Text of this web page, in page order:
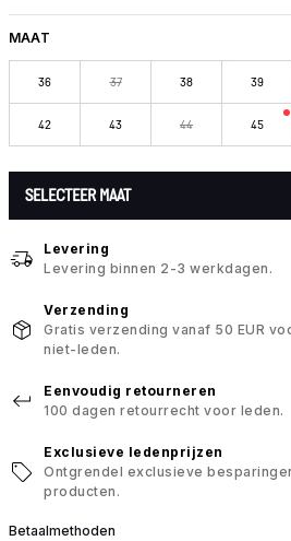
MAAT
36 37 38 39
42 43 44 45
SELECTEER MAAT
Levering
Levering binnen 2-3 werkdagen.
Verzending
Gratis verzending vanaf 50 EUR
niet-leden.
Eenvoudig retourneren
100 dagen retourrecht voor leden.
Exclusieve ledenprijzen
Ontgrendel exclusieve
producten.
Betaalmethoden